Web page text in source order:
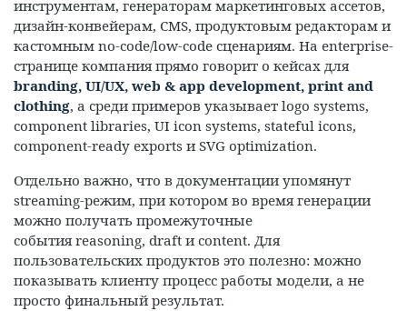
инструментам, генераторам маркетинговых ассетов,
дизайн-конвейерам, CMS, продуктовым редакторам и
кастомным no-code/low-code сценариям. На enterprise-
странице компания прямо говорит о кейсах для
branding, UI/UX, web & app development, print and
clothing, а среди примеров указывает logo systems,
component libraries, UI icon systems, stateful icons,
component-ready exports и SVG optimization.
Отдельно важно, что в документации упомянут
streaming-режим, при котором во время генерации
можно получать промежуточные
события reasoning, draft и content. Для
пользовательских продуктов это полезно: можно
показывать клиенту процесс работы модели, а не
просто финальный результат.